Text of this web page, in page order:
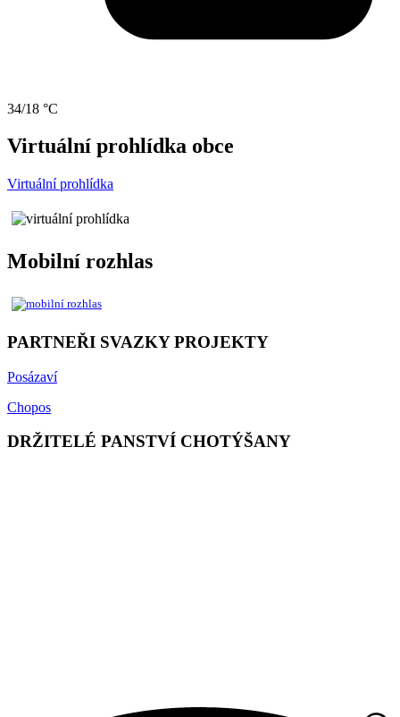
34/18 °C
Virtuální prohlídka obce
Virtuální prohlídka
Mobilní rozhlas
PARTNEŘI SVAZKY PROJEKTY
Posázaví
Chopos
DRŽITELÉ PANSTVÍ CHOTÝŠANY